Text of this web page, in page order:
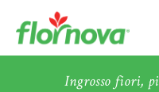
Ingrosso fiori,